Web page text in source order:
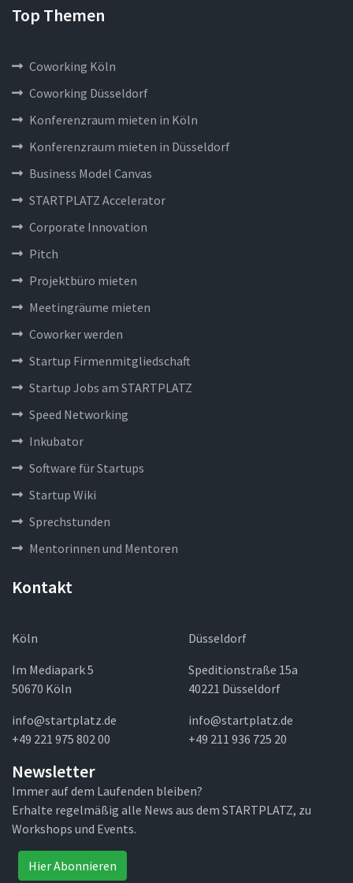
Top Themen
Coworking Köln
Coworking Düsseldorf
Konferenzraum mieten in Köln
Konferenzraum mieten in Düsseldorf
Business Model Canvas
STARTPLATZ Accelerator
Corporate Innovation
Pitch
Projektbüro mieten
Meetingräume mieten
Coworker werden
Startup Firmenmitgliedschaft
Startup Jobs am STARTPLATZ
Speed Networking
Inkubator
Software für Startups
Startup Wiki
Sprechstunden
Mentorinnen und Mentoren
Kontakt
Köln
Im Mediapark 5
50670 Köln
info@startplatz.de
+49 221 975 802 00
Düsseldorf
Speditionstraße 15a
40221 Düsseldorf
info@startplatz.de
+49 211 936 725 20
Newsletter
Immer auf dem Laufenden bleiben?
Erhalte regelmäßig alle News aus dem STARTPLATZ, zu
Workshops und Events.
Hier Abonnieren